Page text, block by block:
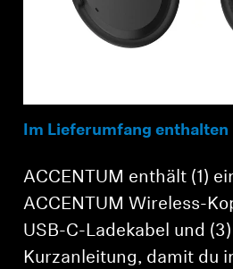
Im Lieferumfang enthalten
ACCENTUM enthält (1)
ACCENTUM Wireless-
USB-C-Ladekabel und
Kurzanleitung, damit du